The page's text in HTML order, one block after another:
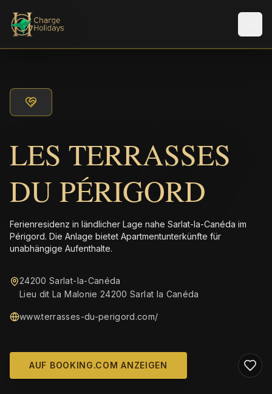
LES TERRASSES
DU PÉRIGORD
Ferienresidenz in ländlicher Lage nahe Sarlat-la-Canéda im
Périgord. Die Anlage bietet Apartmentunterkünfte für
unabhängige Aufenthalte.
24200 Sarlat-la-Canéda
Lieu dit La Malonie 24200 Sarlat la Canéda
www.terrasses-du-perigord.com/
AUF BOOKING.COM ANZEIGEN